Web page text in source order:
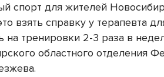
спорт для жителей
взять справку у терапевта
на тренировки 2-3 раза в
областного отделения